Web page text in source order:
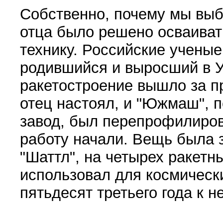
Собственно, почему мы
отца было решено
технику. Российские
родившийся и выросший в
ракетостроение вышло за
отец настоял, и "Южмаш",
завод, был
работу начали. Вещь была
"Шаттл", на четырех
использовал для
пятьдесят третьего года к